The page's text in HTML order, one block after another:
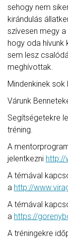
sehogy nem
kirándulás
szívesen megy
hogy oda
sem lesz
meghívottak.
Mindenkinek
Várunk
Segítségetekre
tréning.
A
jelentkezni http://
A témával
a http://
A témával
a https://
A tréningekre